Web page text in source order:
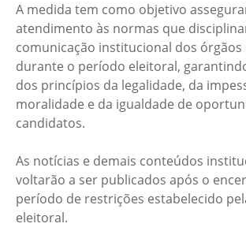
A medida tem como objetivo
atendimento às normas que
comunicação institucional dos órgãos
durante o período eleitoral,
dos princípios da legalidade, da
moralidade e da igualdade de
candidatos.
As notícias e demais conteúdos
voltarão a ser publicados após o
período de restrições estabelecido
eleitoral.